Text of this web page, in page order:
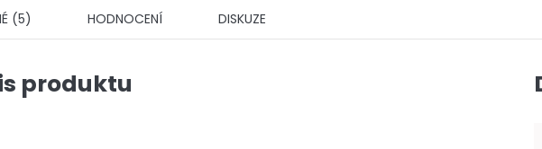
(5) HODNOCENÍ DISKUZE
produktu